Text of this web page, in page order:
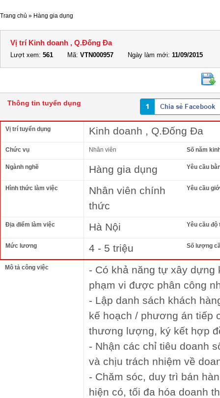
Trang chủ » Hàng gia dụng
Vị trí Kinh doanh , Q.Đống Đa
Lượt xem: 561 Mã: VTN000957 Ngày làm mới: 11/09/2015
Thông tin tuyển dụng
Vị trí tuyển dụng Kinh doanh , Q.Đống Đa
Chức vụ Nhân viên Số năm
Ngành nghề Hàng gia dụng Yêu cầu
Hình thức làm việc
Nhân viên chính
thức
Yêu cầu
Địa điểm làm việc Hà Nội Yêu cầu độ
Mức lương 4 - 5 triệu Số lượng
Mô tả công việc
- Có khả năng tự xây dựng
phạm vi được phân công
- Lập danh sách khách
kế hoạch / phương án tiếp
thương lượng, ký kết hợp
- Nhận các chỉ tiêu doanh
và chịu trách nhiệm về
- Chăm sóc, duy trì bán
hiện có, tối đa hóa doanh